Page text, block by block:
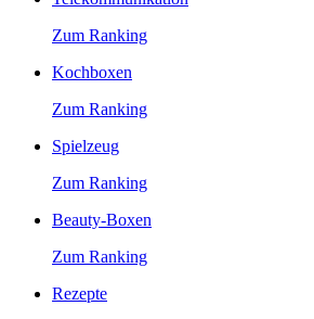
Zum Ranking
Kochboxen
Zum Ranking
Spielzeug
Zum Ranking
Beauty-Boxen
Zum Ranking
Rezepte